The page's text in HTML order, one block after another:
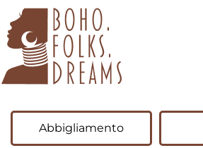
Abbigliamento